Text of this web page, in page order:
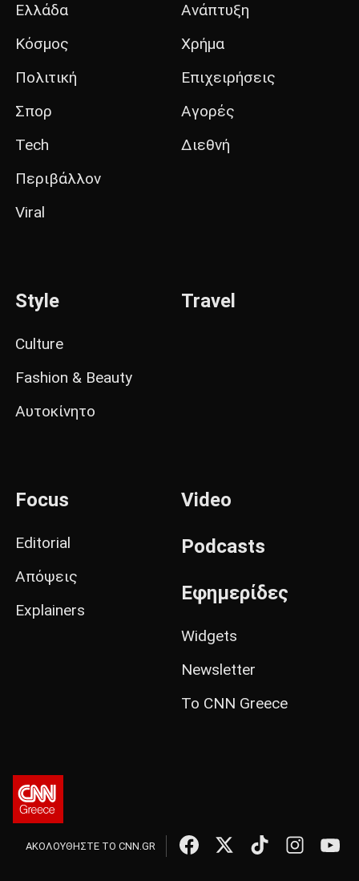
Ελλάδα
Κόσμος
Πολιτική
Σπορ
Tech
Περιβάλλον
Viral
Ανάπτυξη
Χρήμα
Επιχειρήσεις
Αγορές
Διεθνή
Style
Culture
Fashion & Beauty
Αυτοκίνητο
Travel
Focus
Editorial
Απόψεις
Explainers
Video
Podcasts
Εφημερίδες
Widgets
Newsletter
Το CNN Greece
ΑΚΟΛΟΥΘΗΣΤΕ ΤΟ CNN.GR